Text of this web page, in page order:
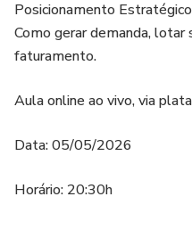
Posicionamento
Como gerar demanda, lotar
faturamento.
Aula online ao vivo, via
Data: 05/05/2026
Horário: 20:30h